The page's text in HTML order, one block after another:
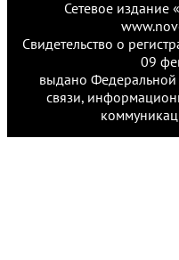
Сетевое издание
Свидетельство о
09
выдано
связи,